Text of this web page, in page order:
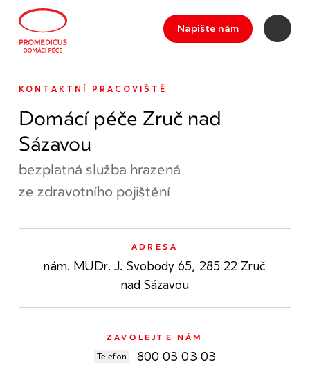
Napište nám
KONTAKTNÍ PRACOVIŠTĚ
Domácí péče Zruč nad
Sázavou
bezplatná služba hrazená
ze zdravotního pojištění
ADRESA
nám. MUDr. J. Svobody 65, 285 22 Zruč
nad Sázavou
ZAVOLEJTE NÁM
Telefon 800 03 03 03